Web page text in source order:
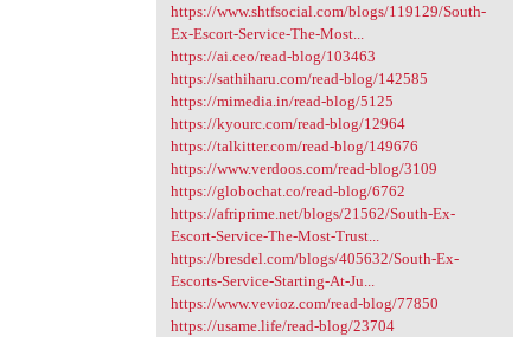
https://www.shtfsocial.com/blogs/119129/South-
Ex-Escort-Service-The-Most...
https://ai.ceo/read-blog/103463
https://sathiharu.com/read-blog/142585
https://mimedia.in/read-blog/5125
https://kyourc.com/read-blog/12964
https://talkitter.com/read-blog/149676
https://www.verdoos.com/read-blog/3109
https://globochat.co/read-blog/6762
https://afriprime.net/blogs/21562/South-Ex-
Escort-Service-The-Most-Trust...
https://bresdel.com/blogs/405632/South-Ex-
Escorts-Service-Starting-At-Ju...
https://www.vevioz.com/read-blog/77850
https://usame.life/read-blog/23704